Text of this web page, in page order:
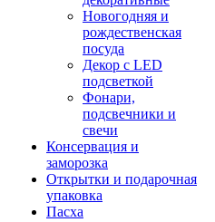
Новогодняя и
рождественская
посуда
Декор с LED
подсветкой
Фонари,
подсвечники и
свечи
Консервация и
заморозка
Открытки и подарочная
упаковка
Пасха